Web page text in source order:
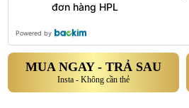
đơn hàng HPL
Powered by
MUA NGAY - TRẢ SAU
Insta - Không cần thẻ